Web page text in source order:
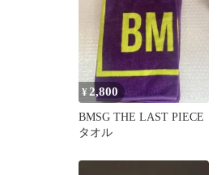
¥2,800
BMSG THE LAST PIECE
タオル